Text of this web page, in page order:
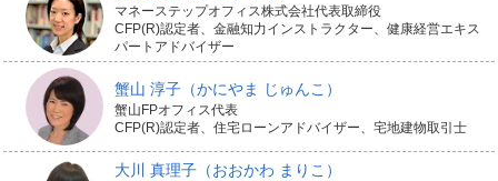
マネーステップオフィス株式会社代表取締役
CFP(R)認定者、金融知力インストラクター、健康経営エキス
パートアドバイザー
蟹山 淳子 （かにやま じゅんこ）
蟹山FPオフィス代表
CFP(R)認定者、住宅ローンアドバイザー、宅地建物取引士
大川 真理子 （おおかわ まりこ）